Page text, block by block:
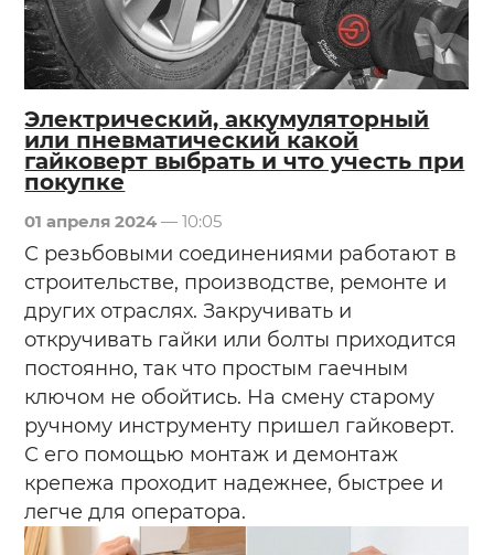
Электрический, аккумуляторный
или пневматический какой
гайковерт выбрать и что учесть при
покупке
01 апреля 2024 — 10:05
С резьбовыми соединениями работают в
строительстве, производстве, ремонте и
других отраслях. Закручивать и
откручивать гайки или болты приходится
постоянно, так что простым гаечным
ключом не обойтись. На смену старому
ручному инструменту пришел гайковерт.
С его помощью монтаж и демонтаж
крепежа проходит надежнее, быстрее и
легче для оператора.